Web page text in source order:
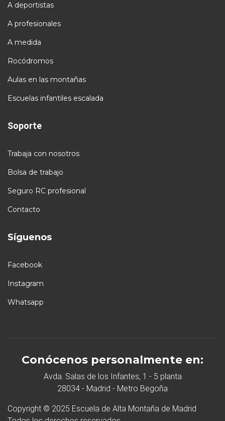
A deportistas
A profesionales
A medida
Rocódromos
Aulas en las montañas
Escuelas infantiles escalada
Soporte
Trabaja con nosotros
Bolsa de trabajo
Seguro RC profesional
Contacto
Síguenos
Facebook
Instagram
Whatsapp
Conócenos personalmente en:
Avda. Salas de los Infantes, 1 - 5 planta
28034 - Madrid - Metro Begoña
Copyright © 2025 Escuela de Alta Montaña de Madrid